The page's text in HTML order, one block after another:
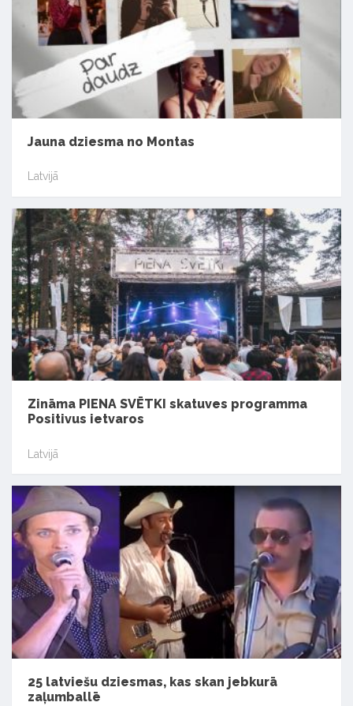
Jauna dziesma no Montas
Latvijā
Zināma PIENA SVĒTKI skatuves programma
Positivus ietvaros
Latvijā
25 latviešu dziesmas, kas skan jebkurā
zaļumballē